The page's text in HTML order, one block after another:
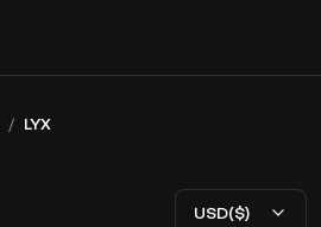
/ LYX
USD($)